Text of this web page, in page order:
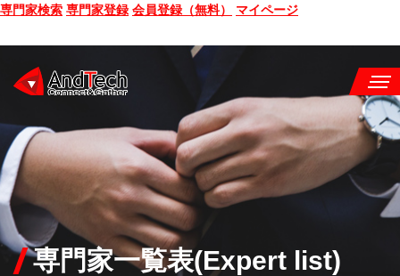
専門家検索 専門家登録 会員登録（無料） マイページ
SEMINAR
BOOK
CONSULTING
SERVICE
専門家一覧表(Expert list)